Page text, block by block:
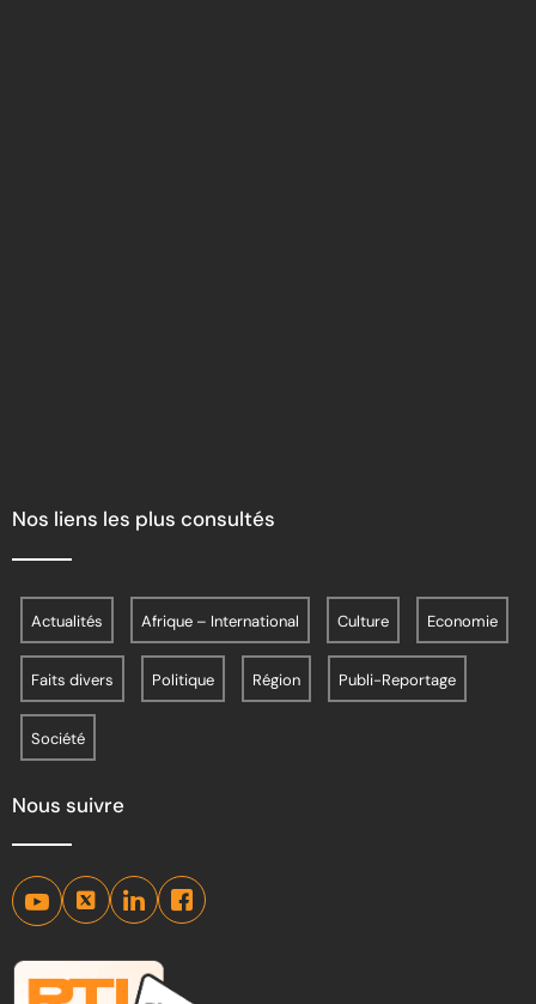
Nos liens les plus consultés
Actualités Afrique – International Culture Economie
Faits divers Politique Région Publi-Reportage
Société
Nous suivre